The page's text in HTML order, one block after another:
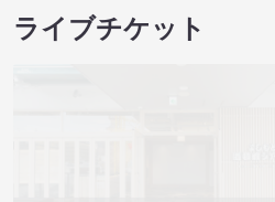
ライブチケット